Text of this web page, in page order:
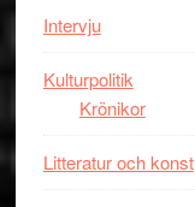
Intervju
Kulturpolitik
Krönikor
Litteratur och konst